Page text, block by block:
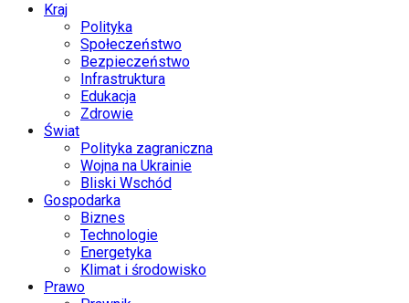
Kraj
Polityka
Społeczeństwo
Bezpieczeństwo
Infrastruktura
Edukacja
Zdrowie
Świat
Polityka zagraniczna
Wojna na Ukrainie
Bliski Wschód
Gospodarka
Biznes
Technologie
Energetyka
Klimat i środowisko
Prawo